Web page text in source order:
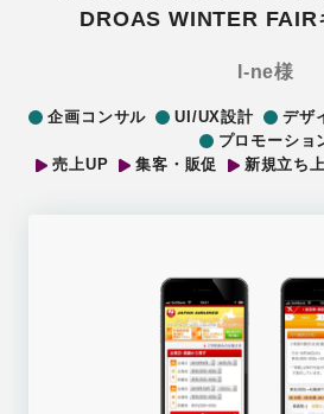
DROAS WINTER FAIR
I-ne様
企画コンサル UI/UX設計 デザ
プロモーショ
売上UP
集客・販促 新規立ち